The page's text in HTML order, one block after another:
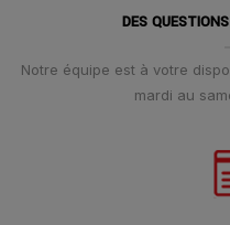
DES
Notre équipe est à votre
mardi au